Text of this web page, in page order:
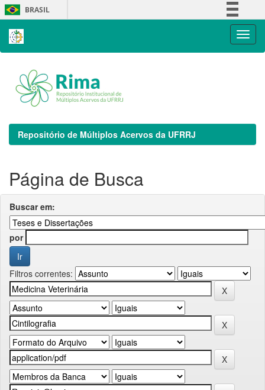
Skip
navigation
BRASIL
Repositório de Múltiplos Acervos da UFRRJ
Página de Busca
Buscar em:
por
Filtros correntes: